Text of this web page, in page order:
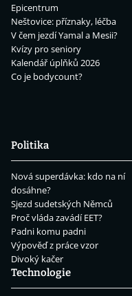
Epicentrum
Neštovice: příznaky, léčba
V čem jezdí Yamal a Mesii?
Kvízy pro seniory
Kalendář úplňků 2026
Co je bodycount?
Politika
Nová superdávka: kdo na ní
dosáhne?
Sjezd sudetských Němců
Proč vláda zavádí EET?
Padni komu padni
Výpověď z práce vzor
Divoký kačer
Technologie